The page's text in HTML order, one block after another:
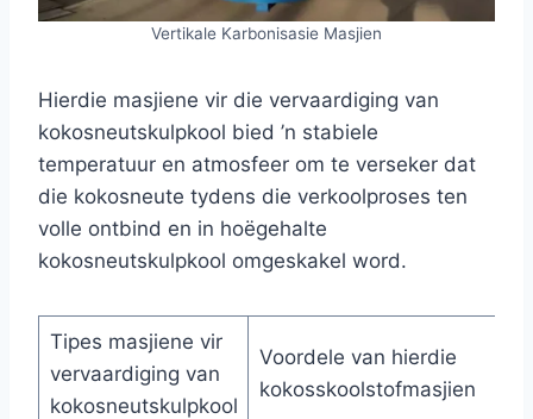
Vertikale Karbonisasie Masjien
Hierdie masjiene vir die vervaardiging van
kokosneutskulpkool bied ’n stabiele
temperatuur en atmosfeer om te verseker dat
die kokosneute tydens die verkoolproses ten
volle ontbind en in hoëgehalte
kokosneutskulpkool omgeskakel word.
Tipes masjiene vir
vervaardiging van
kokosneutskulpkool
Voordele van hierdie
kokosskoolstofmasjien